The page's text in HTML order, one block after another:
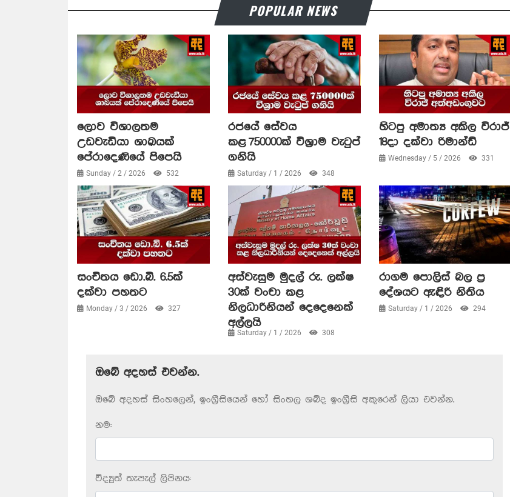
POPULAR NEWS
ලොව විශාලතම
උඩවැඩියා ශාඛයක්
පේරාදෙණියේ පිපෙයි
Sunday / 2 / 2026 532
රජයේ සේවය
කළ 750000ක් විශ්‍රාම වැටුප්
ගනියි
Saturday / 1 / 2026 348
හිටපු අමාත්‍ය අකිල විරාජ්
18දා දක්වා රිමාන්ඩ්
Wednesday / 5 / 2026 331
සංචිතය ඩො.බි. 6.5ක්
දක්වා පහතට
Monday / 3 / 2026 327
අස්වැසුම මුදල් රු. ලක්ෂ
30ක් වංචා කළ
නිලධාරිනියන් දෙදෙනෙක්
අල්ලයි
Saturday / 1 / 2026 308
රාගම පොලිස් බල ප්‍ර
දේශයට ඇඳිරි නිතිය
Saturday / 1 / 2026 294
ඔබේ අදහස් එවන්න.
ඔබේ අදහස් සිංහලෙන්, ඉංග්‍රීසියෙන් හෝ සිංහල ශබ්ද ඉංග්‍රීසි අකුරෙන් ලියා එවන්න.
නම:
විද්‍යුත් තැපැල් ලිපිනය: